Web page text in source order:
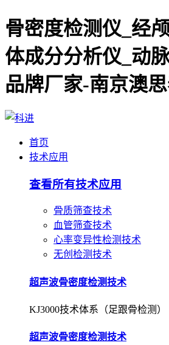
骨密度检测仪_经
体成分分析仪_动
品牌厂家-南京澳
首页
技术应用
查看所有技术应用
骨质筛查技术
血管筛查技术
心率变异性检测技术
无创检测技术
超声波骨密度检测技术
KJ3000技术体系（足跟骨检测）
超声波骨密度检测技术